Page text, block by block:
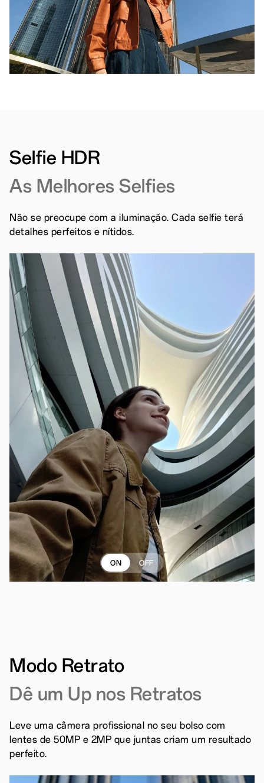
Selfie HDR
As Melhores Selfies
Não se preocupe com a iluminação. Cada selfie terá
detalhes perfeitos e nítidos.
ON OFF
Modo Retrato
Dê um Up nos Retratos
Leve uma câmera profissional no seu bolso com
lentes de 50MP e 2MP que juntas criam um resultado
perfeito.